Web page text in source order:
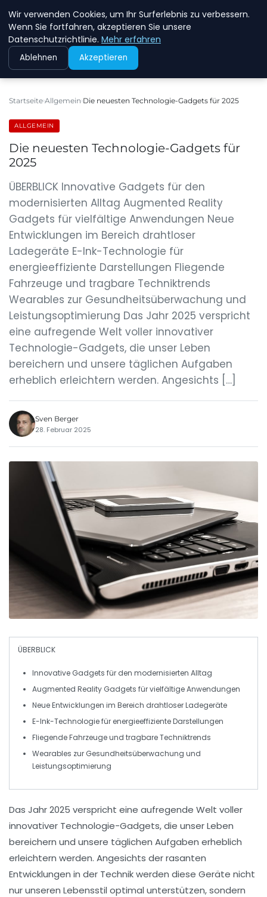
NEW ENERGY JOBS
Startseite Allgemein Die neuesten Technologie-Gadgets für 2025
ALLGEMEIN
Die neuesten Technologie-Gadgets für
2025
ÜBERBLICK Innovative Gadgets für den
modernisierten Alltag Augmented Reality
Gadgets für vielfältige Anwendungen Neue
Entwicklungen im Bereich drahtloser
Ladegeräte E-Ink-Technologie für
energieeffiziente Darstellungen Fliegende
Fahrzeuge und tragbare Techniktrends
Wearables zur Gesundheitsüberwachung und
Leistungsoptimierung Das Jahr 2025 verspricht
eine aufregende Welt voller innovativer
Technologie-Gadgets, die unser Leben
bereichern und unsere täglichen Aufgaben
erheblich erleichtern werden. Angesichts […]
Sven Berger
28. Februar 2025
ÜBERBLICK
Innovative Gadgets für den modernisierten Alltag
Augmented Reality Gadgets für vielfältige Anwendungen
Neue Entwicklungen im Bereich drahtloser Ladegeräte
E-Ink-Technologiefür energieeffiziente Darstellungen
FliegendeFahrzeugeund tragbare Techniktrends
Wearables zur Gesundheitsüberwachung und
Leistungsoptimierung
Das Jahr 2025 verspricht eine aufregende Welt voller
innovativer Technologie-Gadgets, die unser Leben
bereichern und unsere täglichen Aufgaben erheblich
erleichtern werden. Angesichts der rasanten
Entwicklungen in der Technikwerden diese Geräte nicht
nur unseren Lebensstil optimal unterstützen, sondern
Wir verwenden Cookies, um Ihr Surferlebnis zu verbessern.
Wenn Sie fortfahren, akzeptieren Sie unsere
Datenschutzrichtlinie. Mehr erfahren
Ablehnen Akzeptieren